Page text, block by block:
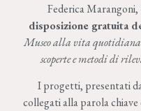
Federica Marangoni,
disposizione gratuita
Museo alla vita
scoperte e metodi di
I progetti, presentati
collegati alla parola chiave